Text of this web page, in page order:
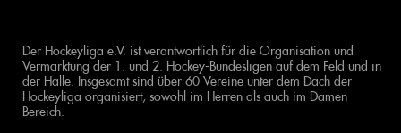
Der Hockeyliga e.V. ist verantwortlich für die Organisation und
Vermarktung der 1. und 2. Hockey-Bundesligen auf dem Feld und in
der Halle. Insgesamt sind über 60 Vereine unter dem Dach der
Hockeyliga organisiert, sowohl im Herren als auch im Damen
Bereich.